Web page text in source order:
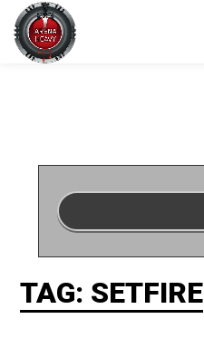
TAG: SETFIRE